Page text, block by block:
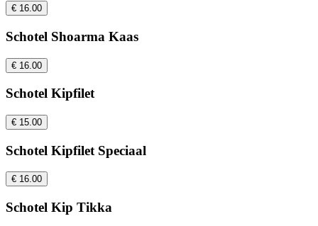
€ 16.00
Schotel Shoarma Kaas
€ 16.00
Schotel Kipfilet
€ 15.00
Schotel Kipfilet Speciaal
€ 16.00
Schotel Kip Tikka